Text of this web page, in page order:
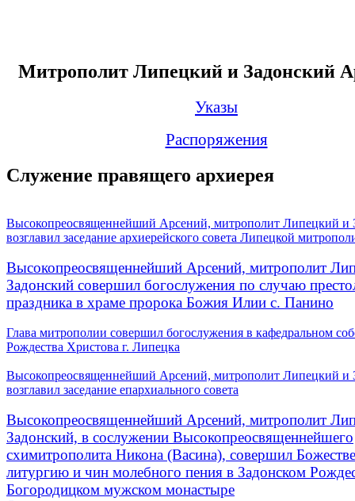
Митрополит Липецкий и Задонский
Указы
Распоряжения
Служение правящего архиерея
Высокопреосвященнейший Арсений, митрополит Липецкий и
возглавил заседание архиерейского совета Липецкой
Высокопреосвященнейший Арсений, митрополит
Задонский совершил богослужения по случаю
праздника в храме пророка Божия Илии с. Панино
Глава митрополии совершил богослужения в кафедральном
Рождества Христова г. Липецка
Высокопреосвященнейший Арсений, митрополит Липецкий и
возглавил заседание епархиального совета
Высокопреосвященнейший Арсений, митрополит
Задонский, в сослужении Высокопреосвященнейшего
схимитрополита Никона (Васина), совершил
литургию и чин молебного пения в Задонском
Богородицком мужском монастыре